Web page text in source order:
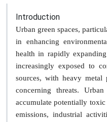
Introduction
Urban green spaces,
in enhancing
health in rapidly
increasingly exposed to
sources, with heavy
concerning threats.
accumulate potentially
emissions, industrial